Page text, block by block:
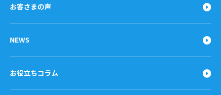
お客さまの声
NEWS
お役立ちコラム